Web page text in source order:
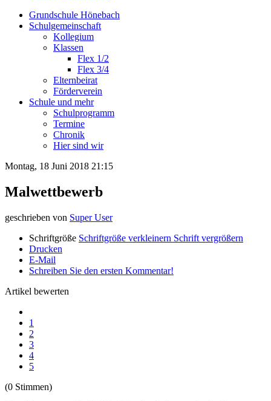
Grundschule Hönebach
Schulgemeinschaft
Kollegium
Klassen
Flex 1/2
Flex 3/4
Elternbeirat
Förderverein
Schule und mehr
Schulprogramm
Termine
Chronik
Hier sind wir
Montag, 18 Juni 2018 21:15
Malwettbewerb
geschrieben von Super User
Schriftgröße Schriftgröße verkleinern Schrift vergrößern
Drucken
E-Mail
Schreiben Sie den ersten Kommentar!
Artikel bewerten
1
2
3
4
5
(0 Stimmen)